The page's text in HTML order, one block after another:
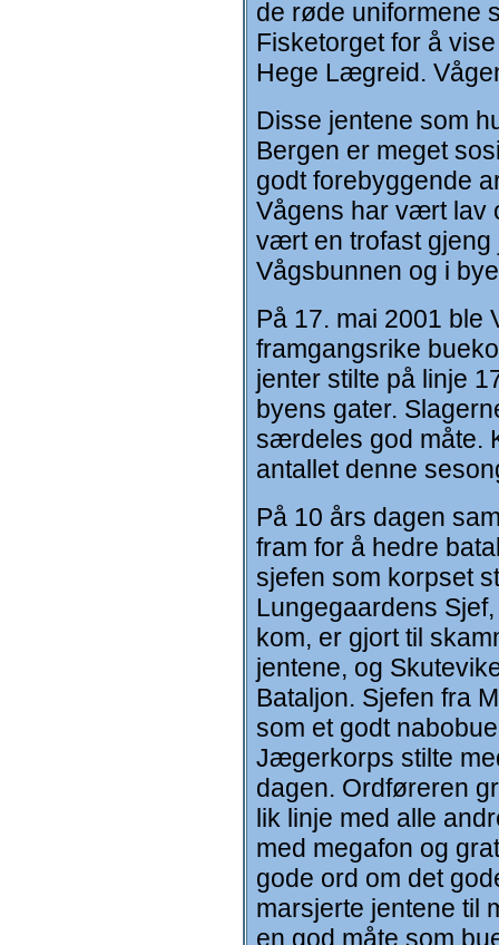
de røde uniformene
Fisketorget for å
Hege Lægreid.
Disse jentene som
Bergen er meget
godt forebyggende
Vågens har vært lav
vært en trofast gjeng
Vågsbunnen og i
På 17. mai 2001 ble
framgangsrike
jenter stilte på linje
byens gater.
særdeles god måte.
antallet denne
På 10 års dagen
fram for å hedre
sjefen som korpset
Lungegaardens
kom, er gjort til
jentene, og
Bataljon. Sjefen fra
som et godt
Jægerkorps stilte
dagen. Ordføreren
lik linje med alle
med megafon og
gode ord om det
marsjerte jentene til
en god måte som